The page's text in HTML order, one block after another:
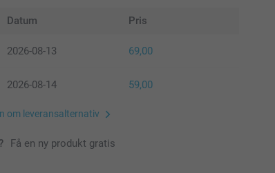
Datum Pris
2026-08-13 69,00
2026-08-14 59,00
om leveransalternativ
Få en ny produkt gratis